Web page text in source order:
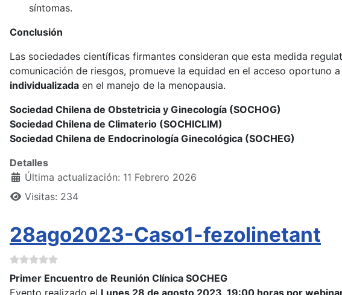
síntomas.
Conclusión
Las sociedades científicas firmantes consideran que esta medida
comunicación de riesgos, promueve la equidad en el acceso oportuno
individualizada en el manejo de la menopausia.
Sociedad Chilena de Obstetricia y Ginecología (SOCHOG)
Sociedad Chilena de Climaterio (SOCHICLIM)
Sociedad Chilena de Endocrinología Ginecológica (SOCHEG)
Detalles
Última actualización: 11 Febrero 2026
Visitas: 234
28ago2023-Caso1-fezolinetant
Primer Encuentro de Reunión Clínica SOCHEG
Evento realizado el Lunes 28 de agosto 2023, 19:00 horas por